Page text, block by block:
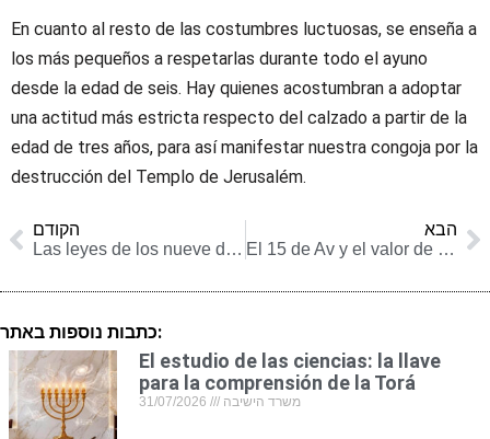
En cuanto al resto de las costumbres luctuosas, se enseña a
los más pequeños a respetarlas durante todo el ayuno
desde la edad de seis. Hay quienes acostumbran a adoptar
una actitud más estricta respecto del calzado a partir de la
edad de tres años, para así manifestar nuestra congoja por la
destrucción del Templo de Jerusalém.
הקודם
Las leyes de los nueve días
הבא
El 15 de Av y el valor de la familia
כתבות נוספות באתר:
El estudio de las ciencias: la llave
para la comprensión de la Torá
משרד הישיבה 31/07/2026